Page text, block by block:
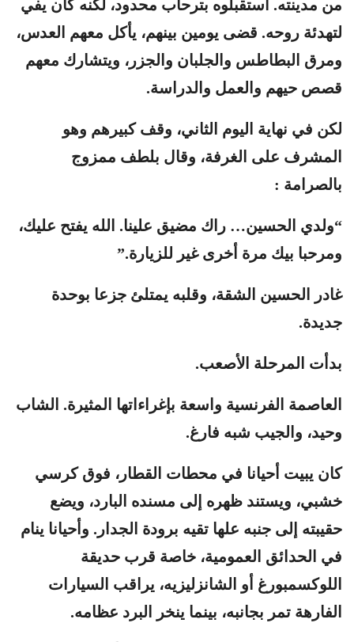
من مدينته. استقبلوه بترحاب محدود، لكنه كان يفي
لتهدئة روحه. قضى يومين بينهم، يأكل معهم العدس،
ومرق البطاطس والجلبان والجزر، ويتشارك معهم
قصص حيهم والعمل والدراسة.
لكن في نهاية اليوم الثاني، وقف كبيرهم وهو
المشرف على الغرفة، وقال بلطف ممزوج
بالصرامة :
“ولدي الحسين… راك مضيق علينا. الله يفتح عليك،
ومرحبا بيك مرة أخرى غير للزيارة.”
غادر الحسين الشقة، وقلبه يمتلئ جزعا بوحدة
جديدة.
بدأت المرحلة الأصعب.
العاصمة الفرنسية واسعة بإغراءاتها المثيرة. الشاب
وحيد، والجيب شبه فارغ.
كان يبيت أحيانا في محطات القطار، فوق كرسي
خشبي، ويستند ظهره إلى مسنده البارد، ويضع
حقيبته إلى جنبه علها تقيه برودة الجدار. وأحيانا ينام
في الحدائق العمومية، خاصة قرب حديقة
اللوكسمبورغ أو الشانزليزيه، يراقب السيارات
الفارهة تمر بجانبه، بينما ينخر البرد عظامه.